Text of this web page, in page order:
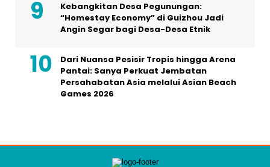
Kebangkitan Desa Pegunungan:
“Homestay Economy” di Guizhou Jadi
Angin Segar bagi Desa-Desa Etnik
Dari Nuansa Pesisir Tropis hingga Arena
Pantai: Sanya Perkuat Jembatan
Persahabatan Asia melalui Asian Beach
Games 2026